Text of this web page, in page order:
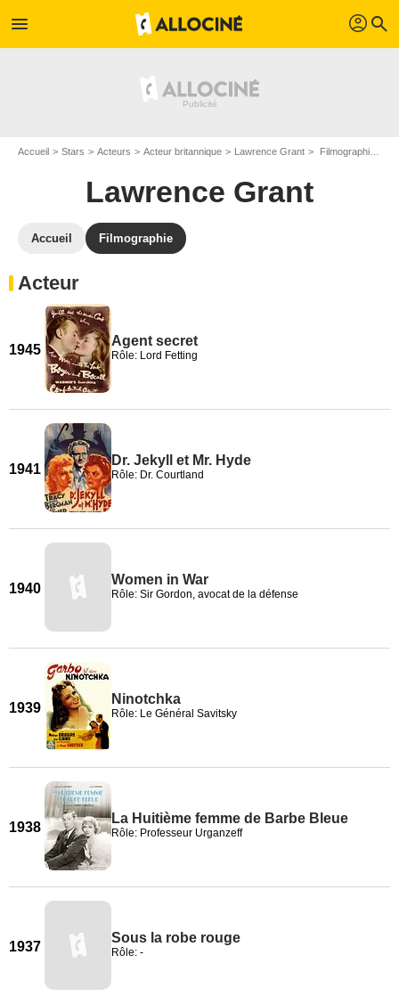
menu profil search
Accueil Stars Acteurs Acteur britannique Lawrence Grant Filmographie Lawrence Grant
Lawrence Grant
Accueil Filmographie
Acteur
1945
Agent secret
Rôle: Lord Fetting
1941
Dr. Jekyll et Mr. Hyde
Rôle: Dr. Courtland
1940
Women in War
Rôle: Sir Gordon, avocat de la défense
1939
Ninotchka
Rôle: Le Général Savitsky
1938
La Huitième femme de Barbe Bleue
Rôle: Professeur Urganzeff
1937
Sous la robe rouge
Rôle: -